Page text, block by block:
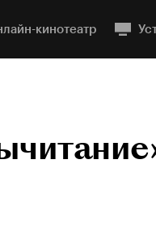
кинотеатр